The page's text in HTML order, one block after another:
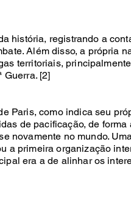
história, registrando a
Além disso, a própria
territoriais,
Guerra. [2]
Paris, como indica seu
de pacificação, de forma
novamente no mundo.
a primeira organização
era a de alinhar os